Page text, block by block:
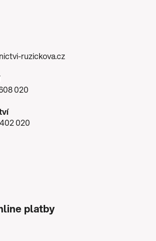
ruzickova.cz
020
020
platby